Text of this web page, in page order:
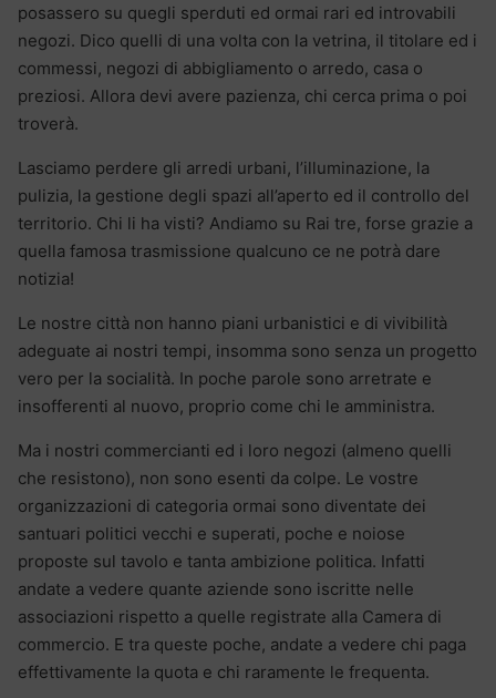
posassero su quegli sperduti ed ormai rari ed introvabili
negozi. Dico quelli di una volta con la vetrina, il titolare ed i
commessi, negozi di abbigliamento o arredo, casa o
preziosi. Allora devi avere pazienza, chi cerca prima o poi
troverà.
Lasciamo perdere gli arredi urbani, l’illuminazione, la
pulizia, la gestione degli spazi all’aperto ed il controllo del
territorio. Chi li ha visti? Andiamo su Rai tre, forse grazie a
quella famosa trasmissione qualcuno ce ne potrà dare
notizia!
Le nostre città non hanno piani urbanistici e di vivibilità
adeguate ai nostri tempi, insomma sono senza un progetto
vero per la socialità. In poche parole sono arretrate e
insofferenti al nuovo, proprio come chi le amministra.
Ma i nostri commercianti ed i loro negozi (almeno quelli
che resistono), non sono esenti da colpe. Le vostre
organizzazioni di categoria ormai sono diventate dei
santuari politici vecchi e superati, poche e noiose
proposte sul tavolo e tanta ambizione politica. Infatti
andate a vedere quante aziende sono iscritte nelle
associazioni rispetto a quelle registrate alla Camera di
commercio. E tra queste poche, andate a vedere chi paga
effettivamente la quota e chi raramente le frequenta.